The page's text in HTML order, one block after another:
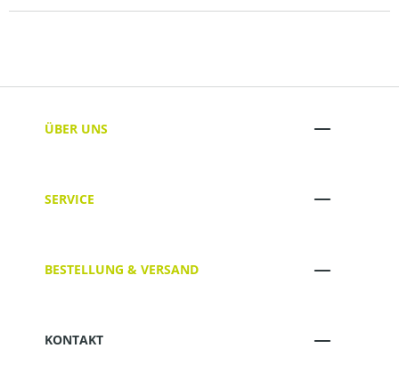
ÜBER UNS
SERVICE
BESTELLUNG & VERSAND
KONTAKT